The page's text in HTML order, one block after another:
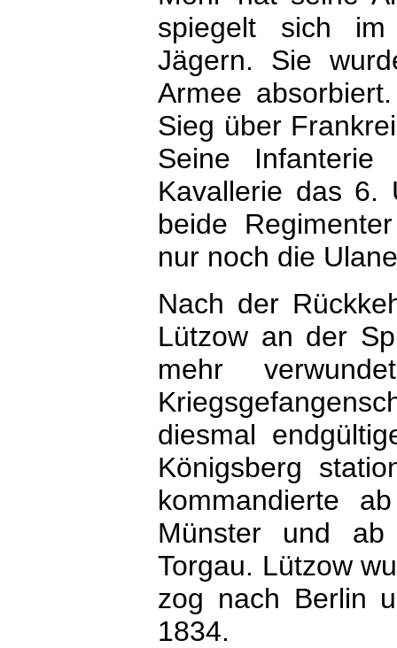
spiegelt sich im
Jägern. Sie
Armee
Sieg über
Seine
Kavallerie das 6.
beide
nur noch die
Nach der
Lützow an der
mehr
diesmal
Königsberg
kommandierte
Münster und
Torgau. Lützow
zog nach Berlin
1834.